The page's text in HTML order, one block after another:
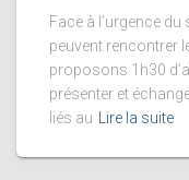
Face à l’urgence
peuvent rencontrer
proposons 1h30
présenter et
liés au Lire la suite